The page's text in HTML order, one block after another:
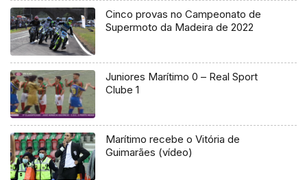
Cinco provas no Campeonato de
Supermoto da Madeira de 2022
Juniores Marítimo 0 – Real Sport
Clube 1
Marítimo recebe o Vitória de
Guimarães (vídeo)